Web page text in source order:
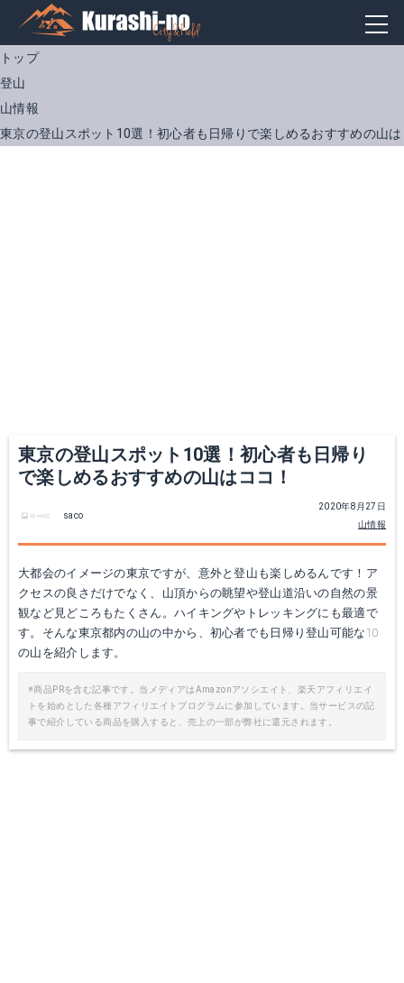
トップ
登山
山情報
東京の登山スポット10選！初心者も日帰りで楽しめるおすすめの山
東京の登山スポット10選！初心者も日帰り
で楽しめるおすすめの山はココ！
2020年8月27日
山情報
saco
大都会のイメージの東京ですが、意外と登山も楽しめるんです！ア
クセスの良さだけでなく、山頂からの眺望や登山道沿いの自然の景
観など見どころもたくさん。ハイキングやトレッキングにも最適で
す。そんな東京都内の山の中から、初心者でも日帰り登山可能な10
の山を紹介します。
※商品PRを含む記事です。当メディアはAmazonアソシエイト、楽天アフィリエイ
トを始めとした各種アフィリエイトプログラムに参加しています。当サービスの記
事で紹介している商品を購入すると、売上の一部が弊社に還元されます。